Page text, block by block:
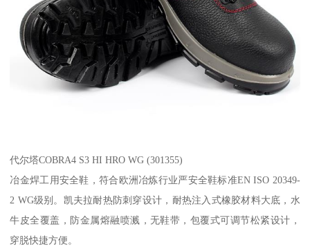
代尔塔COBRA4 S3 HI HRO WG (301355)
冶金焊工用安全鞋，符合欧洲冶炼行业严安全鞋标准EN ISO 20349-
2 WG级别。凯夫拉耐热防刺穿设计，耐热注入式橡胶材料大底，水
牛皮全覆盖，防金属熔融喷溅，无鞋带，包覆式可调节松紧设计，
穿脱快捷方便。